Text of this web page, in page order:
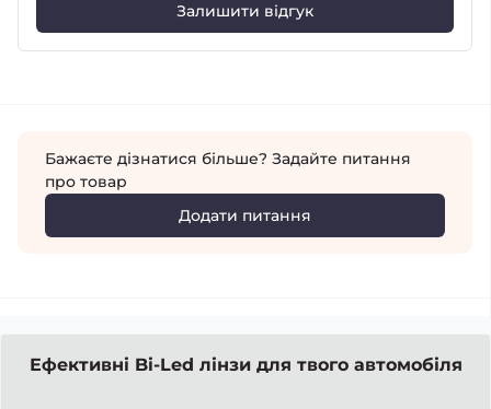
Залишити відгук
Бажаєте дізнатися більше? Задайте питання
про товар
Додати питання
Ефективні Bi-Led лінзи для твого автомобіля